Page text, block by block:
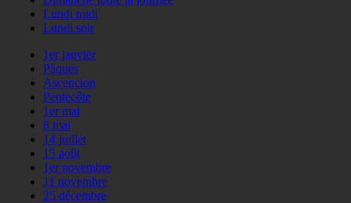
Lundi midi
Lundi soir
1er janvier
Pâques
Ascencion
Pentecôte
1er mai
8 mai
14 juillet
15 août
1er novembre
11 novembre
25 décembre